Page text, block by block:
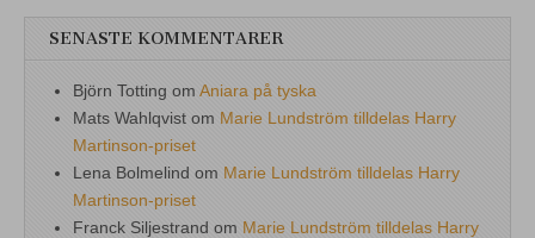
SENASTE KOMMENTARER
Björn Totting om Aniara på tyska
Mats Wahlqvist om Marie Lundström tilldelas Harry
Martinson-priset
Lena Bolmelind om Marie Lundström tilldelas Harry
Martinson-priset
Franck Siljestrand om Marie Lundström tilldelas Harry